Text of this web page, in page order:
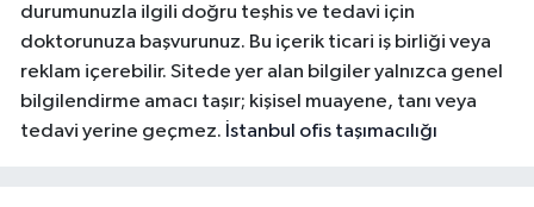
durumunuzla ilgili doğru teşhis ve tedavi için
doktorunuza başvurunuz. Bu içerik ticari iş birliği veya
reklam içerebilir. Sitede yer alan bilgiler yalnızca genel
bilgilendirme amacı taşır; kişisel muayene, tanı veya
tedavi yerine geçmez. İstanbul ofis taşımacılığı